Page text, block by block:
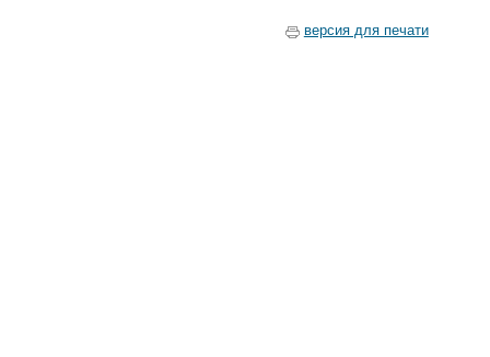
версия для печати